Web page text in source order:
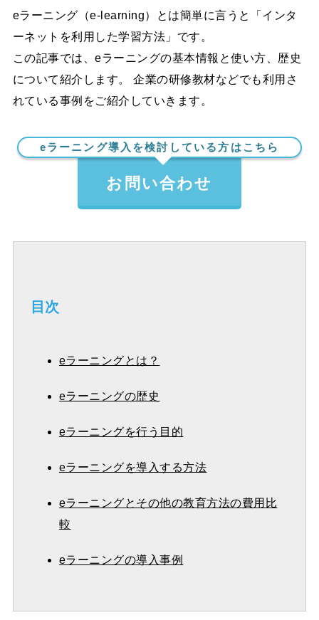
eラーニング（e-learning）とは簡単に言うと「インタ
ーネットを利用した学習方法」です。
この記事では、eラーニングの基本情報と使い方、歴史
について紹介します。 企業の研修教材などでも利用さ
れている事例をご紹介していきます。
eラーニング導入を検討している方はこちら
お問い合わせ
目次
eラーニングとは？
eラーニングの歴史
eラーニングを行う目的
eラーニングを導入する方法
eラーニングとその他の教育方法の費用比
較
eラーニングの導入事例